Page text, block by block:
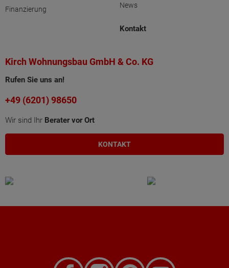
Finanzierung
News
Kontakt
Kirch Wohnungsbau GmbH & Co. KG
Rufen Sie uns an!
+49 (6201) 98650
Wir sind Ihr Berater vor Ort
KONTAKT